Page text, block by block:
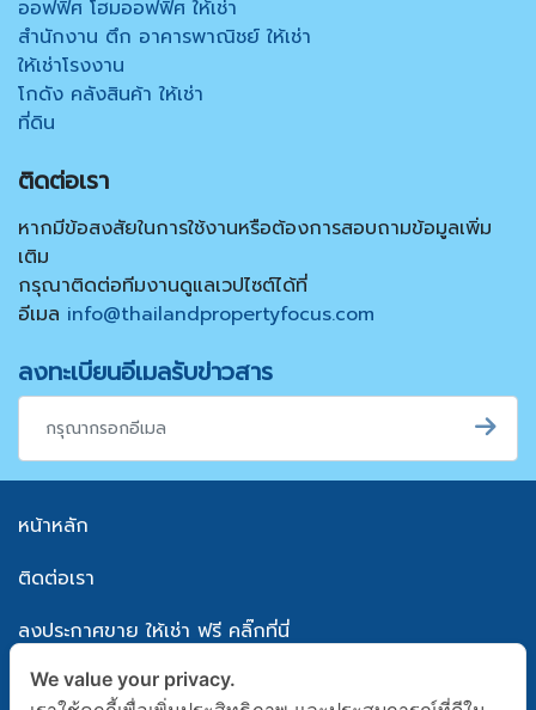
ออฟฟิศ โฮมออฟฟิศ ให้เช่า
สำนักงาน ตึก อาคารพาณิชย์ ให้เช่า
ให้เช่าโรงงาน
โกดัง คลังสินค้า ให้เช่า
ที่ดิน
ติดต่อเรา
หากมีข้อสงสัยในการใช้งานหรือต้องการสอบถามข้อมูลเพิ่ม
เติม
กรุณาติดต่อทีมงานดูแลเวปไซต์ได้ที่
อีเมล info@thailandpropertyfocus.com
ลงทะเบียนอีเมลรับข่าวสาร
หน้าหลัก
ติดต่อเรา
ลงประกาศขาย ให้เช่า ฟรี คลิ๊กที่นี่
แผนผังเว็บไซต์
We value your privacy.